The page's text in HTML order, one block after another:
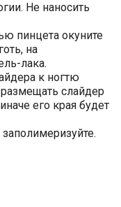
Не наносить
пинцета окуните
на
лака.
к ногтю
слайдер
его края будет